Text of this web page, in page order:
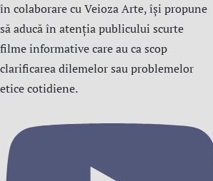
în colaborare cu Veioza Arte, își propune
să aducă în atenția publicului scurte
filme informative care au ca scop
clarificarea dilemelor sau problemelor
etice cotidiene.